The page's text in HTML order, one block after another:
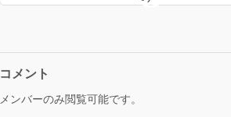
コメント
メンバーのみ閲覧可能です。